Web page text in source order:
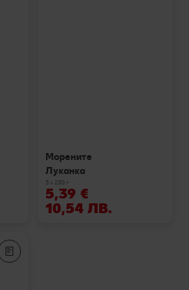
Морените
Луканка
3 х 250 г
5,39 €
10,54 ЛВ.